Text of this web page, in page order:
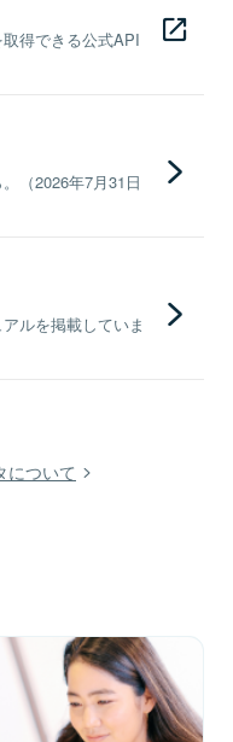
得できる公式API
（2026年7月31日
ルを掲載していま
について